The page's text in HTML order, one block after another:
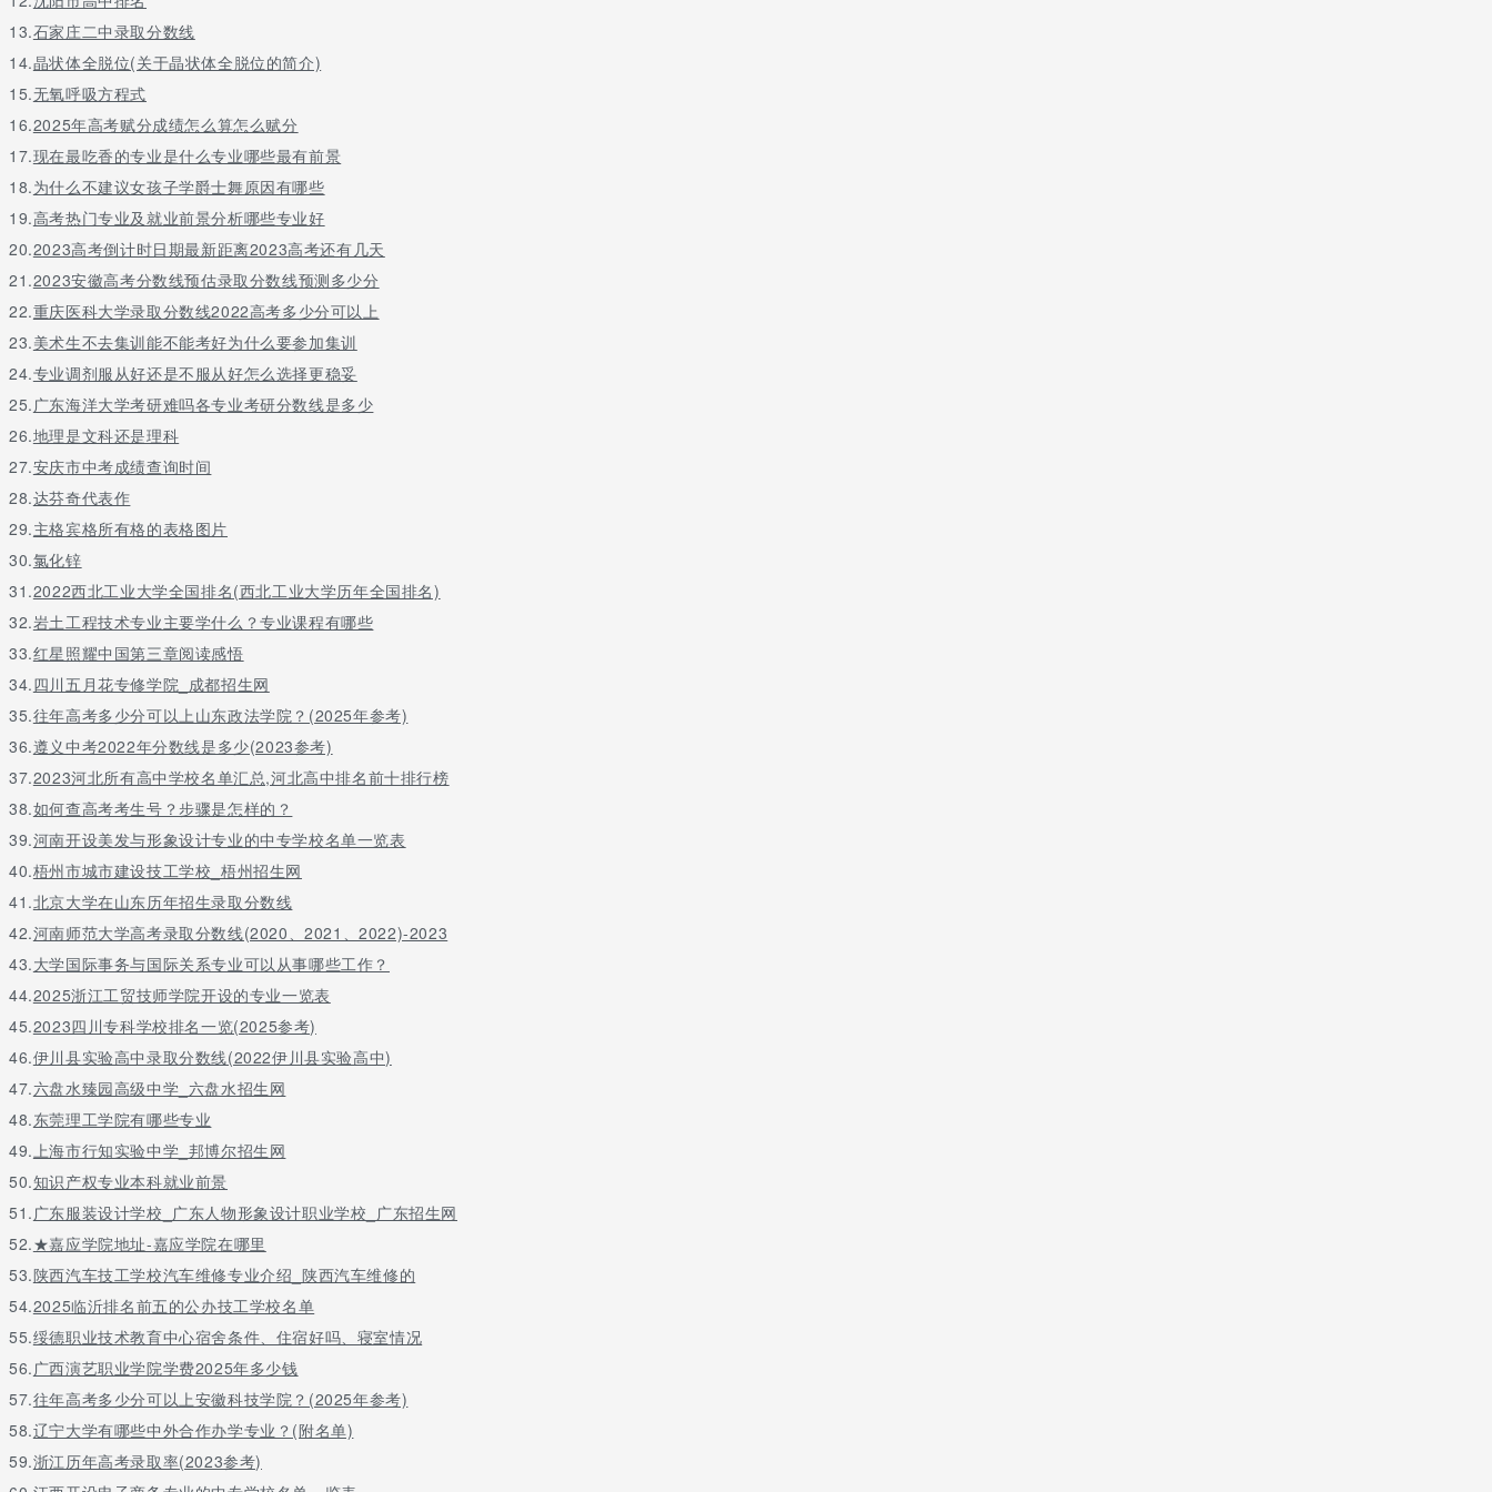
五、对外合作交流
机械工程系在多年的办学经验中探索与实践了一套适合学校实际的校企合作办学模式，在教学实施、专业建设、师资队伍培养、课程设置和教材改革等方面与企业、行业协会进行了广泛的合作，主要有
东江科技(深圳)有限公司、广州震高机械有限公司、广州数控机床厂、日立电梯电机(广州)有限公司、4801军械修理厂等企业签订了合作协议，这些企业均在校设有奖、助学金。通过校企合作办学，以学校
之“需”和企业之“求”结成发展共同体，构建技能人才培养的平台，使学校人才培养的环境更加贴近和适应企业的设备条件和技术水平，使我系的毕业生更受知名企业的欢迎。
六、就业前景
机械工程系的毕业生技术含量高，工作待遇优厚，就业范围广，目前是我校各个专业系中就业率最高、最好的。机电一体化专业是我国机电、机械行业当中的长青专业，往届毕业生在各类企业(机械加
工、模具制造、汽车制造、造纸、食品厂)中，可从事先进机电设备的维修、管理、操作等岗位。在具体的工作岗位中，通过自己的专业优势在工作中积累了一定的经验之后，大部分毕业生已成为企业中的技
术中坚或独立创业。
技能鉴定资格
我系的机电一体化专业具有以下的技能鉴定资质：
机修和工具钳工中级、高级、技师
五、对外合作交流
机械工程系在多年的办学经验中探索与实践了一套适合学校实际的校企合作办学模式，在教学实施、专业建设、师资队伍培养、课程设置和教材改革等方面与企业、行业协会进行了广泛的合作，主要有
东江科技(深圳)有限公司、广州震高机械有限公司、广州数控机床厂、日立电梯电机(广州)有限公司、4801军械修理厂等企业签订了合作协议，这些企业均在校设有奖、助学金。通过校企合作办学，以学校
之“需”和企业之“求”结成发展共同体，构建技能人才培养的平台，使学校人才培养的环境更加贴近和适应企业的设备条件和技术水平，使我系的毕业生更受知名企业的欢迎。
六、就业前景
机械工程系的毕业生技术含量高，工作待遇优厚，就业范围广，目前是我校各个专业系中就业率最高、最好的。机电一体化专业是我国机电、机械行业当中的长青专业，往届毕业生在各类企业(机械加
工、模具制造、汽车制造、造纸、食品厂)中，可从事先进机电设备的维修、管理、操作等岗位。在具体的工作岗位中，通过自己的专业优势在工作中积累了一定的经验之后，大部分毕业生已成为企业中的技
术中坚或独立创业。
13.石家庄二中录取分数线
14.晶状体全脱位(关于晶状体全脱位的简介)
15.无氧呼吸方程式
16.2025年高考赋分成绩怎么算怎么赋分
17.现在最吃香的专业是什么专业哪些最有前景
18.为什么不建议女孩子学爵士舞原因有哪些
19.高考热门专业及就业前景分析哪些专业好
20.2023高考倒计时日期最新距离2023高考还有几天
21.2023安徽高考分数线预估录取分数线预测多少分
22.重庆医科大学录取分数线2022高考多少分可以上
23.美术生不去集训能不能考好为什么要参加集训
24.专业调剂服从好还是不服从好怎么选择更稳妥
25. 广东海洋大学考研难吗各专业考研分数线是多少
26.地理是文科还是理科
27.安庆市中考成绩查询时间
28.达芬奇代表作
29.主格宾格所有格的表格图片
30.氯化锌
31.2022西北工业大学全国排名(西北工业大学历年全国排名)
32.岩土工程技术专业主要学什么？专业课程有哪些
33.红星照耀中国第三章阅读感悟
34.四川五月花专修学院_成都招生网
35.往年高考多少分可以上山东政法学院？(2025年参考)
36.遵义中考2022年分数线是多少(2023参考)
37.2023河北所有高中学校名单汇总,河北高中排名前十排行榜
38.如何查高考考生号？步骤是怎样的？
39.河南开设美发与形象设计专业的中专学校名单一览表
40.梧州市城市建设技工学校_梧州招生网
41.北京大学在山东历年招生录取分数线
42.河南师范大学高考录取分数线(2020、2021、2022)-2023
43.大学国际事务与国际关系专业可以从事哪些工作？
44.2025浙江工贸技师学院开设的专业一览表
45.2023四川专科学校排名一览(2025参考)
46.伊川县实验高中录取分数线(2022伊川县实验高中)
47.六盘水臻园高级中学_六盘水招生网
48.东莞理工学院有哪些专业
49. 上海市行知实验中学_邦博尔招生网
50.知识产权专业本科就业前景
51. 广东服装设计学校_广东人物形象设计职业学校_广东招生网
52.★嘉应学院地址-嘉应学院在哪里
53.陕西汽车技工学校汽车维修专业介绍_陕西汽车维修的
54.2025临沂排名前五的公办技工学校名单
55.绥德职业技术教育中心宿舍条件、住宿好吗、寝室情况
56. 广西演艺职业学院学费2025年多少钱
57.往年高考多少分可以上安徽科技学院？(2025年参考)
58.辽宁大学有哪些中外合作办学专业？(附名单)
59.浙江历年高考录取率(2023参考)